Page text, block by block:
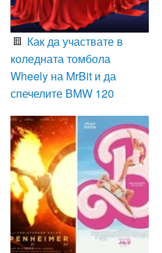
Как да участвате в
коледната томбола
Wheely на MrBit и да
спечелите BMW 120